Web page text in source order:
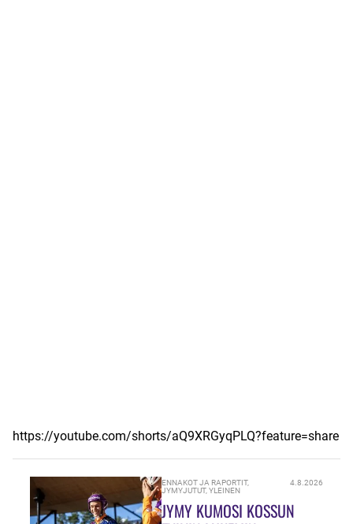
https://youtube.com/shorts/aQ9XRGyqPLQ?feature=share
ENNAKOT JA RAPORTIT,
JYMYJUTUT,YLEINEN
4.8.2026
JYMY KUMOSI KOSSUN